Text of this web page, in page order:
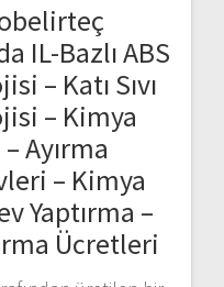
IL-Bazlı ABS
– Katı Sıvı
– Kimya
Ayırma
– Kimya
Yaptırma –
Ücretleri